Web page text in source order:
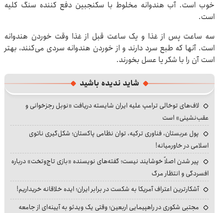
خوب است. آب هندوانه مخلوط با سکنجبین دفع ‌کننده سنگ کلیه
است.
سه ساعت پس از غذا و یک ساعت قبل از غذا وقت خوردن هندوانه
است. آنها که طبع سرد دارند و از خوردن هندوانه سردی می‌کنند، بهتر
است آن را با شکر یا عسل بخورند.
شاید ندیده باشید
لاف‌های توخالی ترامپ علیه ایران شایسته دریافت «نوبل رجزخوانی و
عقب‌نشینی» است
پول عربستان، فناوری ترکیه، توان نظامی پاکستان؛ شکل‌گیری ناتوی
اسلامی در خاورمیانه!
پیر شدن اصلاً خوشایند نیست؛ گفته‌های نویسنده «بازی تاج‌وتخت» درباره
افسردگی و انتظار مرگ
آشکارترین اعتراف آمریکا به شکست در برابر ایران؛ ایده خلاقانه خریداریم!
مجتبی شکوری در راهپیمایی اربعین؛ وقتی یک ویدئو به آیینه‌ای از جامعه